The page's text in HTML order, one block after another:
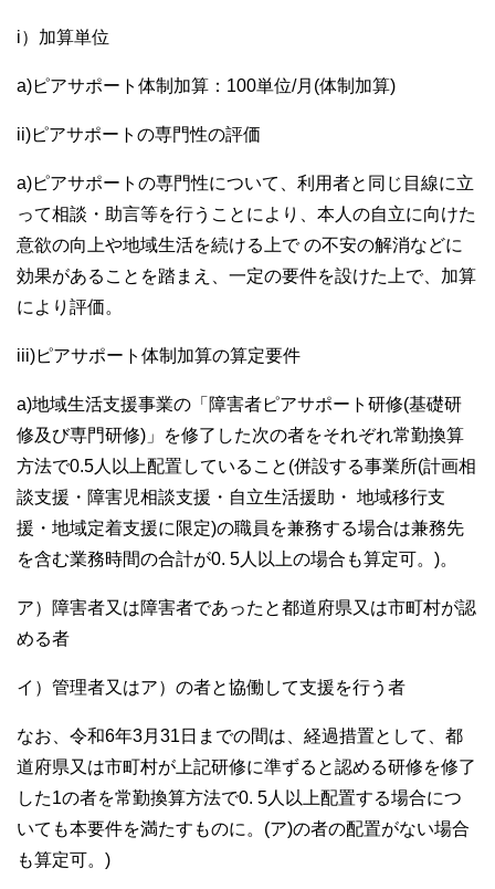
i）加算単位
a)ピアサポート体制加算：100単位/月(体制加算)
ii)ピアサポートの専門性の評価
a)ピアサポートの専門性について、利用者と同じ目線に立
って相談・助言等を行うことにより、本人の自立に向けた
意欲の向上や地域生活を続ける上で の不安の解消などに
効果があることを踏まえ、一定の要件を設けた上で、加算
により評価。
iii)ピアサポート体制加算の算定要件
a)地域生活支援事業の「障害者ピアサポート研修(基礎研
修及び専門研修)」を修了した次の者をそれぞれ常勤換算
方法で0.5人以上配置していること(併設する事業所(計画相
談支援・障害児相談支援・自立生活援助・ 地域移行支
援・地域定着支援に限定)の職員を兼務する場合は兼務先
を含む業務時間の合計が0. 5人以上の場合も算定可。)。
ア）障害者又は障害者であったと都道府県又は市町村が認
める者
イ）管理者又はア）の者と協働して支援を行う者
なお、令和6年3月31日までの間は、経過措置として、都
道府県又は市町村が上記研修に準ずると認める研修を修了
した1の者を常勤換算方法で0. 5人以上配置する場合につ
いても本要件を満たすものに。(ア)の者の配置がない場合
も算定可。)